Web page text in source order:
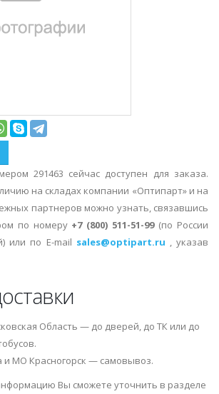
291463 сейчас доступен для заказа.
на складах компании «Оптипарт» и на
партнеров можно узнать, связавшись
по номеру +7 (800) 511-51-99(по России
или по E-mail sales@optipart.ru , указав
Область — до дверей, до ТК или до
МО Красногорск — самовывоз.
Вы сможете уточнить в разделе